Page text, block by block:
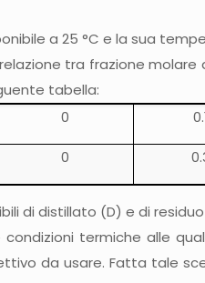
a 25 °C e la sua
tra frazione
tabella:
0
0
di distillato (D) e di
termiche alle
da usare. Fatta tale